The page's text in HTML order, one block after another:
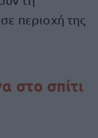
περιοχή της
στο σπίτι